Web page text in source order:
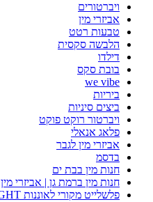
ויברטורים
אביזרי מין
טבעות רטט
הלבשה סקסית
דילדו
בובת סקס
we vibe
ביריות
ביצים סיניות
ויברטור רוקט פוקט
פלאג אנאלי
אביזרי מין לגבר
בדסמ
חנות מין בבת ים
חנות מין ברמת גן | אביזרי מין
פלשלייט מקורי לאוננות FLESHLIGHT